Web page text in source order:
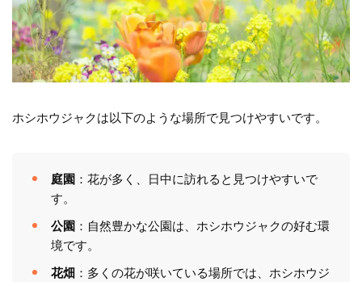
ホシホウジャクは以下のような場所で見つけやすいです。
庭園：花が多く、日中に訪れると見つけやすいで
す。
公園：自然豊かな公園は、ホシホウジャクの好む環
境です。
花畑：多くの花が咲いている場所では、ホシホウジ